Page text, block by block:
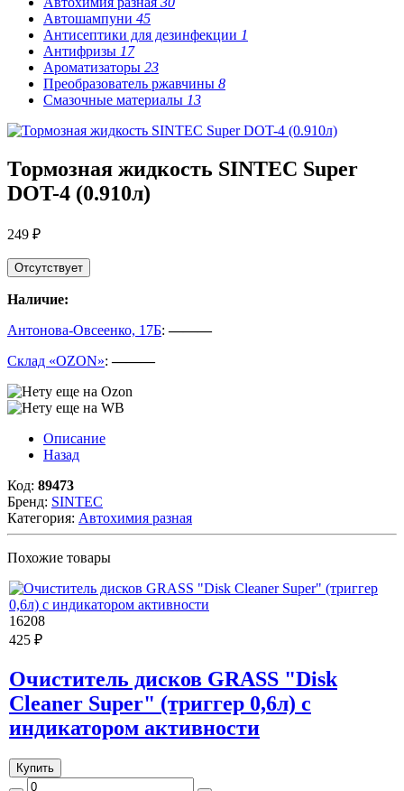
Автошампуни 45
Антисептики для дезинфекции 1
Антифризы 17
Ароматизаторы 23
Преобразователь ржавчины 8
Смазочные материалы 13
Тормозная жидкость SINTEC Super
DOT-4 (0.910л)
249 ₽
Отсутствует
Наличие:
Антонова-Овсеенко, 17Б:———
Склад «OZON»:———
Описание
Назад
Код: 89473
Бренд: SINTEC
Категория: Автохимия разная
Похожие товары
16208
425 ₽
Очиститель дисков GRASS "Disk
Cleaner Super" (триггер 0,6л) с
индикатором активности
Купить